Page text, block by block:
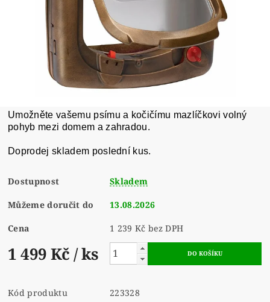
Umožněte vašemu psímu a kočičímu mazlíčkovi volný
pohyb mezi domem a zahradou.
Doprodej skladem poslední kus.
Dostupnost Skladem
Můžeme doručit do 13.08.2026
Cena 1 239 Kč bez DPH
1 499 Kč / ks
Kód produktu
223328